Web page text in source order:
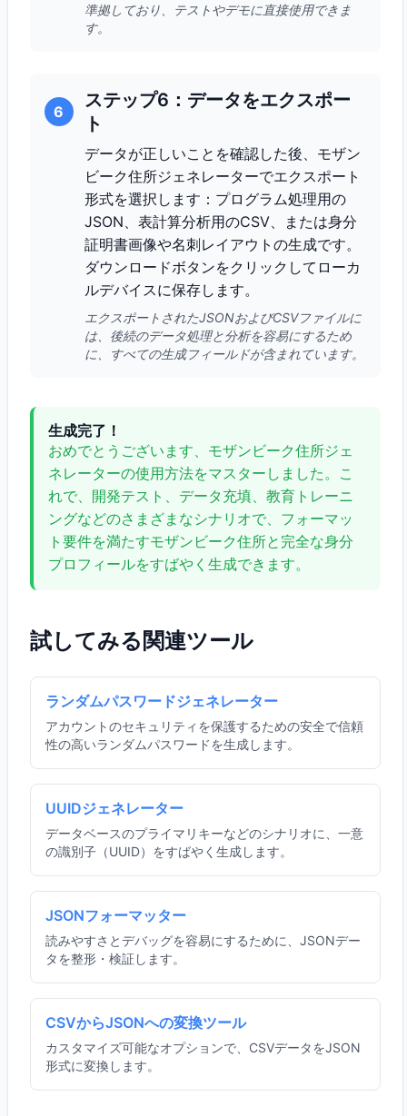
準拠しており、テストやデモに直接使用できま
す。
6
ステップ6：データをエクスポー
ト
データが正しいことを確認した後、モザン
ビーク住所ジェネレーターでエクスポート
形式を選択します：プログラム処理用の
JSON、表計算分析用のCSV、または身分
証明書画像や名刺レイアウトの生成です。
ダウンロードボタンをクリックしてローカ
ルデバイスに保存します。
エクスポートされたJSONおよびCSVファイルに
は、後続のデータ処理と分析を容易にするため
に、すべての生成フィールドが含まれています。
生成完了！
おめでとうございます、モザンビーク住所ジェ
ネレーターの使用方法をマスターしました。こ
れで、開発テスト、データ充填、教育トレーニ
ングなどのさまざまなシナリオで、フォーマッ
ト要件を満たすモザンビーク住所と完全な身分
プロフィールをすばやく生成できます。
試してみる関連ツール
ランダムパスワードジェネレーター
アカウントのセキュリティを保護するための安全で信頼
性の高いランダムパスワードを生成します。
UUIDジェネレーター
データベースのプライマリキーなどのシナリオに、一意
の識別子（UUID）をすばやく生成します。
JSONフォーマッター
読みやすさとデバッグを容易にするために、JSONデー
タを整形・検証します。
CSVからJSONへの変換ツール
カスタマイズ可能なオプションで、CSVデータをJSON
形式に変換します。